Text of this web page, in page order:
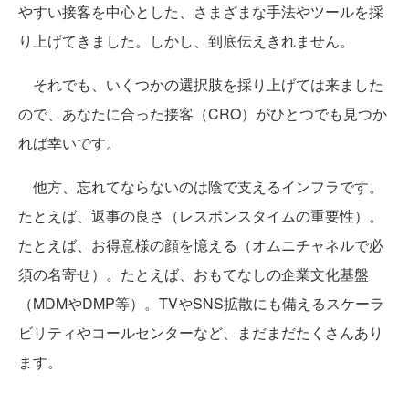
やすい接客を中心とした、さまざまな手法やツールを採
り上げてきました。しかし、到底伝えきれません。
それでも、いくつかの選択肢を採り上げては来ました
ので、あなたに合った接客（CRO）がひとつでも見つか
れば幸いです。
他方、忘れてならないのは陰で支えるインフラです。
たとえば、返事の良さ（レスポンスタイムの重要性）。
たとえば、お得意様の顔を憶える（オムニチャネルで必
須の名寄せ）。たとえば、おもてなしの企業文化基盤
（MDMやDMP等）。TVやSNS拡散にも備えるスケーラ
ビリティやコールセンターなど、まだまだたくさんあり
ます。